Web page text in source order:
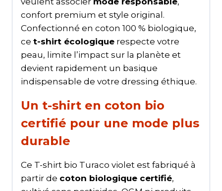
confort premium et style original.
Confectionné en coton 100 % biologique,
ce t-shirt écologique respecte votre
peau, limite l’impact sur la planète et
devient rapidement un basique
indispensable de votre dressing éthique.
Un t-shirt en coton bio
certifié pour une mode plus
durable
Ce T-shirt bio Turaco violet est fabriqué à
partir de coton biologique certifié,